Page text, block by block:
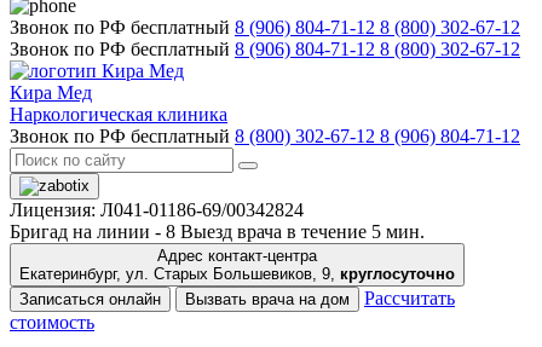
Звонок по РФ бесплатный 8 (906) 804-71-12 8 (800) 302-67-12
Звонок по РФ бесплатный 8 (906) 804-71-12 8 (800) 302-67-12
Кира Мед
Наркологическая клиника
Звонок по РФ бесплатный 8 (800) 302-67-12 8 (906) 804-71-12
Лицензия: Л041-01186-69/00342824
Бригад на линии - 8 Выезд врача в течение 5 мин.
Адрес контакт-центра
Екатеринбург, ул. Старых Большевиков, 9, круглосуточно
Записаться онлайн
Вызвать врача на дом
Рассчитать
стоимость